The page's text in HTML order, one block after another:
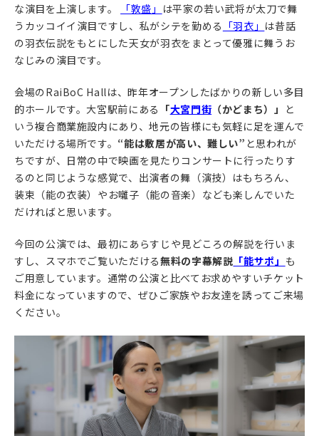
な演目を上演します。
「敦盛」 は平家の若い武将が太刀で舞
うカッコイイ演目ですし、私がシテを勤める 「羽衣」 は昔話
の羽衣伝説をもとにした天女が羽衣をまとって優雅に舞うお
なじみの演目です。
会場のRaiBoC Hallは、昨年オープンしたばかりの新しい多目
的ホールです。大宮駅前にある 「大宮門街 （かどまち）」 と
いう複合商業施設内にあり、地元の皆様にも気軽に足を運んで
いただける場所です。 “能は敷居が高い、難しい” と思われが
ちですが、日常の中で映画を見たりコンサートに行ったりす
るのと同じような感覚で、出演者の舞（演技）はもちろん、
装束（能の衣装）やお囃子（能の音楽）なども楽しんでいた
だければと思います。
今回の公演では、最初にあらすじや見どころの解説を行いま
すし、スマホでご覧いただける無料の字幕解説 「能サポ」 も
ご用意しています。通常の公演と比べてお求めやすいチケット
料金になっていますので、ぜひご家族やお友達を誘ってご来場
ください。